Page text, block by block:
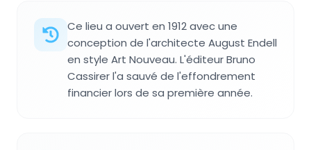
Ce lieu a ouvert en 1912 avec une
conception de l'architecte August Endell
en style Art Nouveau. L'éditeur Bruno
Cassirer l'a sauvé de l'effondrement
financier lors de sa première année.